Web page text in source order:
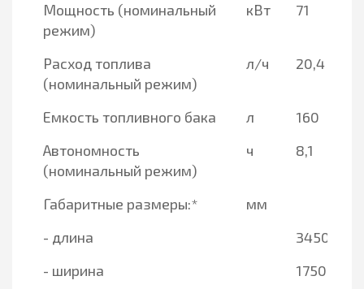
Мощность (номинальный
режим)
кВт 71
Расход топлива
(номинальный режим)
л/ч 20,4
Емкость топливного бака л
160
Автономность
(номинальный режим)
ч 8,1
Габаритные размеры:*
мм
- длина
3450
- ширина
1750